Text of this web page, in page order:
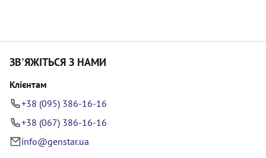
ЗВ'ЯЖІТЬСЯ З НАМИ
Клієнтам
+38 (095) 386-16-16
+38 (067) 386-16-16
info@genstar.ua